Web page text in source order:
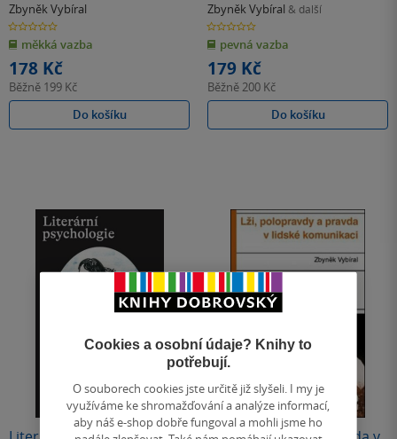
Zbyněk Vybíral
0.0
z
5
hvězdiček
měkká vazba
178 Kč
Běžně 199 Kč
Do košíku
Zbyněk Vybíral & další
0.0
z
5
hvězdiček
pevná vazba
179 Kč
Běžně200 Kč
Do košíku
Cookies a osobní údaje? Knihy to
potřebují.
O souborech cookies jste určitě již slyšeli. I my je
využíváme ke shromažďování a analýze informací,
aby náš e-shop dobře fungoval a mohli jsme ho